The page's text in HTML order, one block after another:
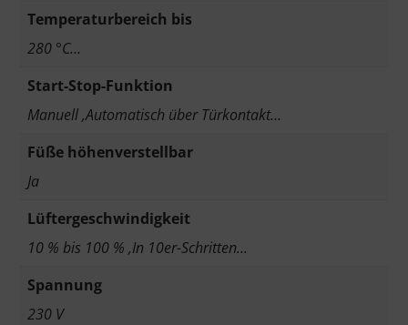
Temperaturbereich bis
280 °C…
Start-Stop-Funktion
Manuell ,Automatisch über Türkontakt…
Füße höhenverstellbar
Ja
Lüftergeschwindigkeit
10 % bis 100 % ,In 10er-Schritten…
Spannung
230 V